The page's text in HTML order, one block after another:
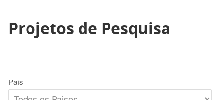
Projetos de Pesquisa
País